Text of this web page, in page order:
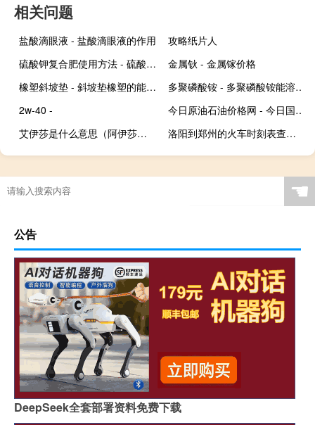
相关问题
盐酸滴眼液 - 盐酸滴眼液的作用
攻略纸片人
硫酸钾复合肥使用方法 - 硫酸钾型复合肥种花使用方法
金属钬 - 金属镓价格
橡塑斜坡垫 - 斜坡垫橡塑的能用几年
多聚磷酸铵 - 多聚磷酸铵能溶在DMMP里吗
2w-40 -
今日原油石油价格网 - 今日国际原油价格最新消息
艾伊莎是什么意思（阿伊莎是什么意思）
洛阳到郑州的火车时刻表查询（洛阳到郑州的火车时刻表）
☚
公告
DeepSeek全套部署资料免费下载